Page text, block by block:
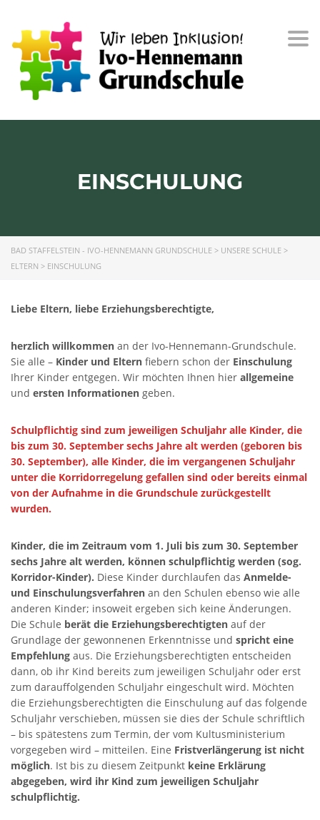
EINSCHULUNG
BAD STAFFELSTEIN - IVO-HENNEMANN GRUNDSCHULE > UNSERE SCHULE >
ELTERN > EINSCHULUNG
Liebe Eltern, liebe Erziehungsberechtigte,
herzlich willkommen an der Ivo-Hennemann-Grundschule.
Sie alle – Kinder und Eltern fiebern schon der Einschulung
Ihrer Kinder entgegen. Wir möchten Ihnen hier allgemeine
und ersten Informationen geben.
Schulpflichtig sind zum jeweiligen Schuljahr alle Kinder, die
bis zum 30. September sechs Jahre alt werden (geboren bis
30. September), alle Kinder, die im vergangenen Schuljahr
unter die Korridorregelung gefallen sind oder bereits einmal
von der Aufnahme in die Grundschule zurückgestellt
wurden.
Kinder, die im Zeitraum vom 1. Juli bis zum 30. September
sechs Jahre alt werden, können schulpflichtig werden (sog.
Korridor-Kinder). Diese Kinder durchlaufen das Anmelde-
und Einschulungsverfahren an den Schulen ebenso wie alle
anderen Kinder; insoweit ergeben sich keine Änderungen.
Die Schule berät die Erziehungsberechtigten auf der
Grundlage der gewonnenen Erkenntnisse und spricht eine
Empfehlung aus. Die Erziehungsberechtigten entscheiden
dann, ob ihr Kind bereits zum jeweiligen Schuljahr oder erst
zum darauffolgenden Schuljahr eingeschult wird. Möchten
die Erziehungsberechtigten die Einschulung auf das folgende
Schuljahr verschieben, müssen sie dies der Schule schriftlich
– bis spätestens zum Termin, der vom Kultusministerium
vorgegeben wird – mitteilen. Eine Fristverlängerung ist nicht
möglich. Ist bis zu diesem Zeitpunkt keine Erklärung
abgegeben, wird ihr Kind zum jeweiligen Schuljahr
schulpflichtig.
SCHULHAUS UNNERSDORF
Weinbergstr. 18,
96231 Bad Staffelstein - Unnersdorf
Tel 09573 - 340 104
Fax 09573 - 340 103